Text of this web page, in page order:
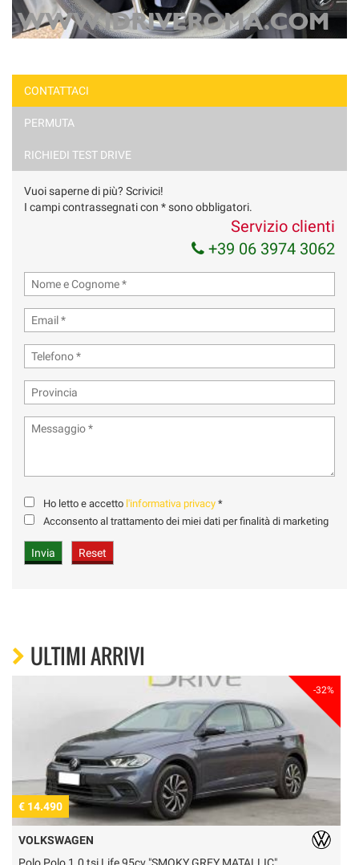
CONTATTACI
PERMUTA
RICHIEDI TEST DRIVE
Vuoi saperne di più? Scrivici!
I campi contrassegnati con * sono obbligatori.
Servizio clienti
+39 06 3974 3062
Ho letto e accetto l'informativa privacy *
Acconsento al trattamento dei miei dati per finalità di marketing
ULTIMI ARRIVI
-32%
€ 14.490
VOLKSWAGEN
Polo Polo 1.0 tsi Life 95cv "SMOKY GREY MATALLIC"